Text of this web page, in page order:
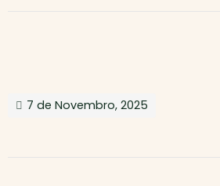
7 de Novembro, 2025